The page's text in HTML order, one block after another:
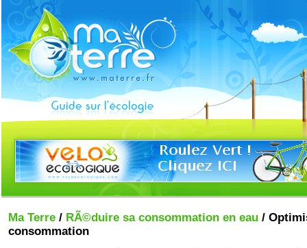
Ma Terre/ RÃ©duire sa consommation en eau /
consommation